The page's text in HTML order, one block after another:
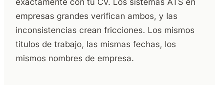
exactamente con tu CV. Los sistemas ATS en
empresas grandes verifican ambos, y las
inconsistencias crean fricciones. Los mismos
titulos de trabajo, las mismas fechas, los
mismos nombres de empresa.